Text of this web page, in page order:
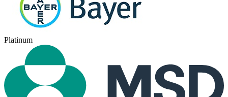
Platinum